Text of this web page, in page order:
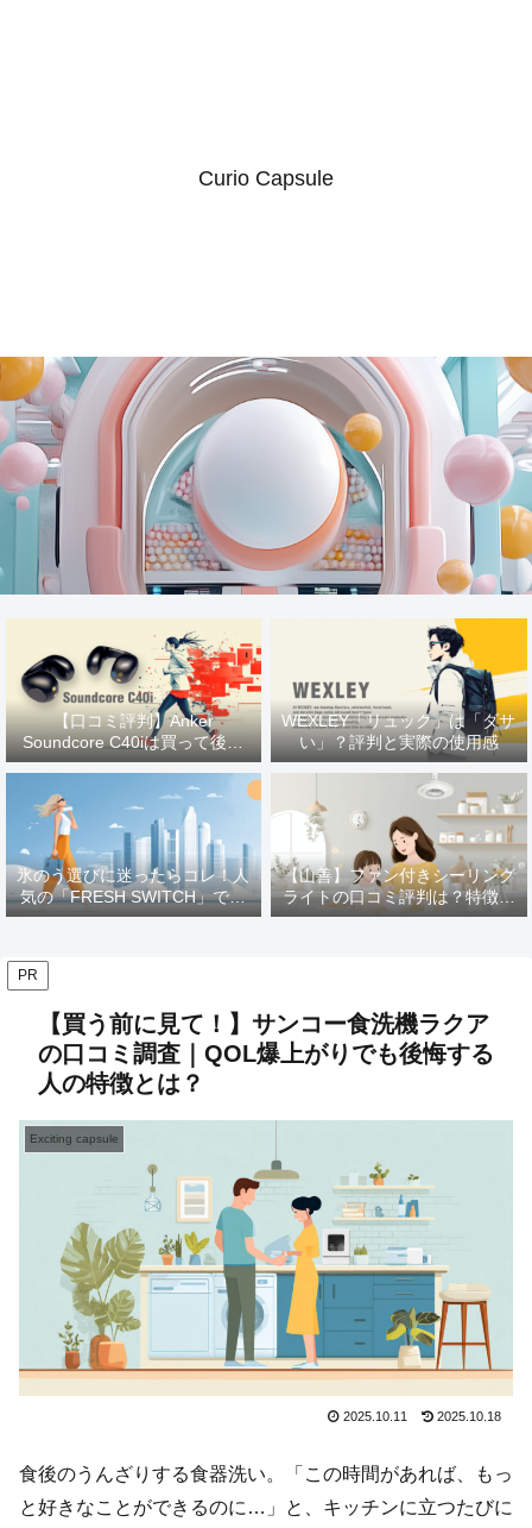
Curio Capsule
【口コミ評判】Anker
Soundcore C40iは買って後悔
する？ 使用感をレビュー
WEXLEY「リュック」は「ダサ
い」？評判と実際の使用感
氷のう選びに迷ったらコレ！人
気の「FRESH SWITCH」で猛
暑を乗り切る
【山善】ファン付きシーリング
ライトの口コミ評判は？特徴や
メリットを徹底解説！
PR
【買う前に見て！】サンコー食洗機ラクア
の口コミ調査｜QOL爆上がりでも後悔する
人の特徴とは？
Exciting capsule
2025.10.11 2025.10.18
食後のうんざりする食器洗い。「この時間があれば、もっ
と好きなことができるのに…」と、キッチンに立つたびに